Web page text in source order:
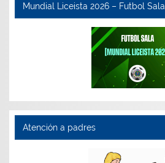
Mundial Liceista 2026 – Futbol Sala
Atención a padres